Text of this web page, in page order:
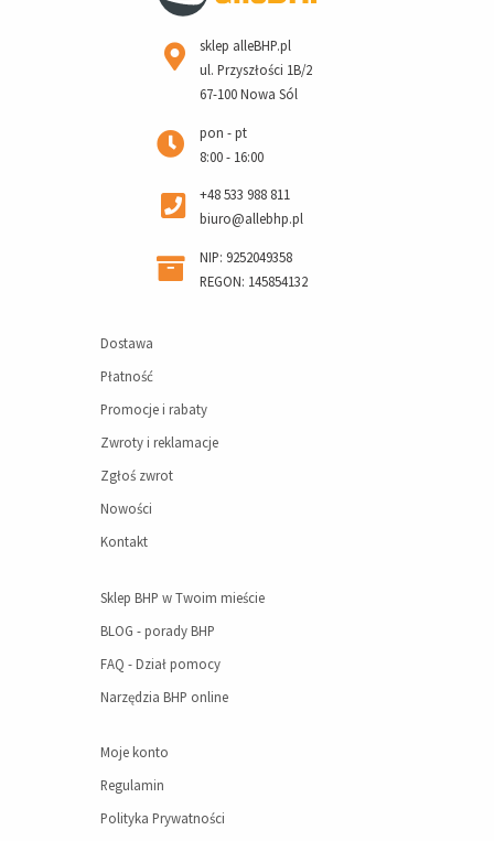
sklep alleBHP.pl
ul. Przyszłości 1B/2
67-100 Nowa Sól
pon - pt
8:00 - 16:00
+48 533 988 811
biuro@allebhp.pl
NIP: 9252049358
REGON: 145854132
Dostawa
Płatność
Promocje i rabaty
Zwroty i reklamacje
Zgłoś zwrot
Nowości
Kontakt
Sklep BHP w Twoim mieście
BLOG - porady BHP
FAQ - Dział pomocy
Narzędzia BHP online
Moje konto
Regulamin
Polityka Prywatności